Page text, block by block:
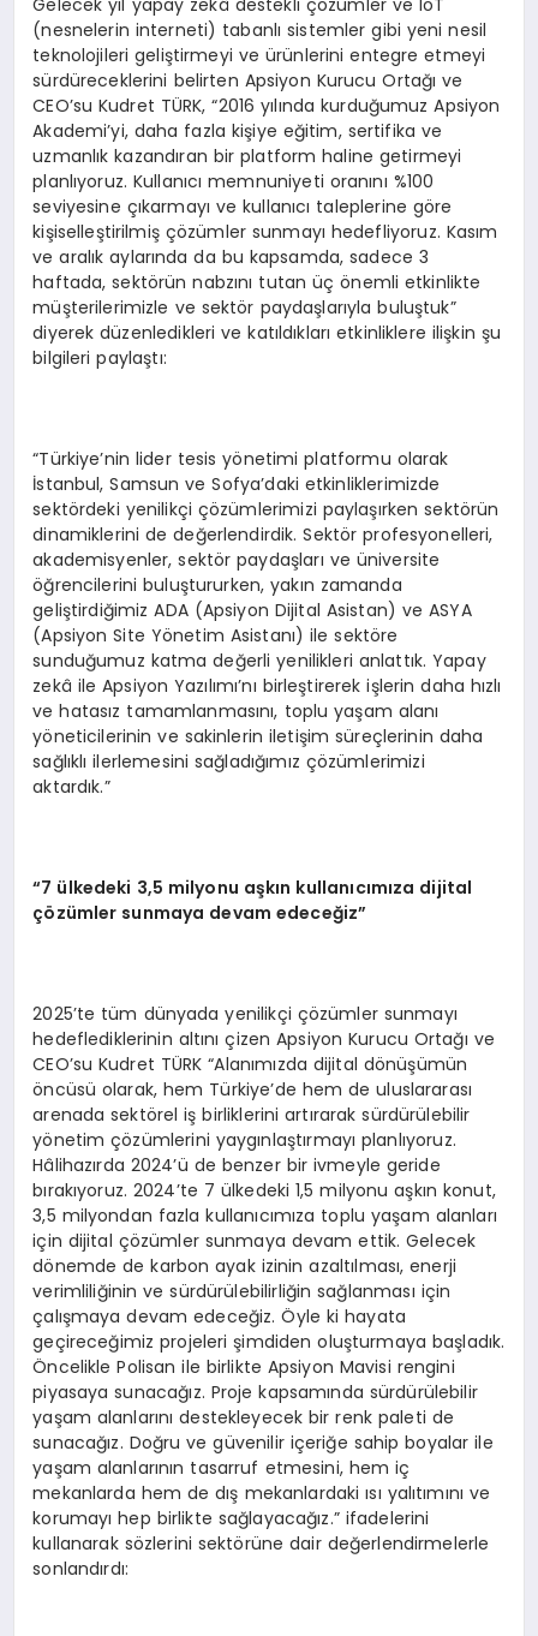
(nesnelerin interneti) tabanlı sistemler gibi yeni nesil
teknolojileri geliştirmeyi ve ürünlerini entegre etmeyi
sürdüreceklerini belirten Apsiyon Kurucu Ortağı ve
CEO’su Kudret TÜRK, “2016 yılında kurduğumuz Apsiyon
Akademi’yi, daha fazla kişiye eğitim, sertifika ve
uzmanlık kazandıran bir platform haline getirmeyi
planlıyoruz. Kullanıcı memnuniyeti oranını %100
seviyesine çıkarmayı ve kullanıcı taleplerine göre
kişiselleştirilmiş çözümler sunmayı hedefliyoruz. Kasım
ve aralık aylarında da bu kapsamda, sadece 3
haftada, sektörün nabzını tutan üç önemli etkinlikte
müşterilerimizle ve sektör paydaşlarıyla buluştuk”
diyerek düzenledikleri ve katıldıkları etkinliklere ilişkin şu
bilgileri paylaştı:
“Türkiye’nin lider tesis yönetimi platformu olarak
İstanbul, Samsun ve Sofya’daki etkinliklerimizde
sektördeki yenilikçi çözümlerimizi paylaşırken sektörün
dinamiklerini de değerlendirdik. Sektör profesyonelleri,
akademisyenler, sektör paydaşları ve üniversite
öğrencilerini buluştururken, yakın zamanda
geliştirdiğimiz ADA (Apsiyon Dijital Asistan) ve ASYA
(Apsiyon Site Yönetim Asistanı) ile sektöre
sunduğumuz katma değerli yenilikleri anlattık. Yapay
zekâ ile Apsiyon Yazılımı’nı birleştirerek işlerin daha hızlı
ve hatasız tamamlanmasını, toplu yaşam alanı
yöneticilerinin ve sakinlerin iletişim süreçlerinin daha
sağlıklı ilerlemesini sağladığımız çözümlerimizi
aktardık.”
“7 ülkedeki 3,5 milyonu aşkın kullanıcımıza dijital
çözümler sunmaya devam edeceğiz”
2025’te tüm dünyada yenilikçi çözümler sunmayı
hedeflediklerinin altını çizen Apsiyon Kurucu Ortağı ve
CEO’su Kudret TÜRK “Alanımızda dijital dönüşümün
öncüsü olarak, hem Türkiye’de hem de uluslararası
arenada sektörel iş birliklerini artırarak sürdürülebilir
yönetim çözümlerini yaygınlaştırmayı planlıyoruz.
Hâlihazırda 2024’ü de benzer bir ivmeyle geride
bırakıyoruz. 2024’te 7 ülkedeki 1,5 milyonu aşkın konut,
3,5 milyondan fazla kullanıcımıza toplu yaşam alanları
için dijital çözümler sunmaya devam ettik. Gelecek
dönemde de karbon ayak izinin azaltılması, enerji
verimliliğinin ve sürdürülebilirliğin sağlanması için
çalışmaya devam edeceğiz. Öyle ki hayata
geçireceğimiz projeleri şimdiden oluşturmaya başladık.
Öncelikle Polisan ile birlikte Apsiyon Mavisi rengini
piyasaya sunacağız. Proje kapsamında sürdürülebilir
yaşam alanlarını destekleyecek bir renk paleti de
sunacağız. Doğru ve güvenilir içeriğe sahip boyalar ile
yaşam alanlarının tasarruf etmesini, hem iç
mekanlarda hem de dış mekanlardaki ısı yalıtımını ve
korumayı hep birlikte sağlayacağız.” ifadelerini
kullanarak sözlerini sektörüne dair değerlendirmelerle
sonlandırdı: